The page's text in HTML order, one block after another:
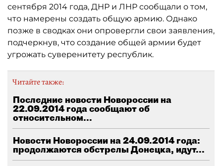
сентября 2014 года, ДНР и ЛНР сообщали о том,
что намерены создать общую армию. Однако
позже в сводках они опровергли свои заявления,
подчеркнув, что создание общей армии будет
угрожать суверенитету республик.
Читайте также:
Последние новости Новороссии на
22.09.2014 года сообщают об
относительном...
Новости Новороссии на 24.09.2014 года:
продолжаются обстрелы Донецка, идут...